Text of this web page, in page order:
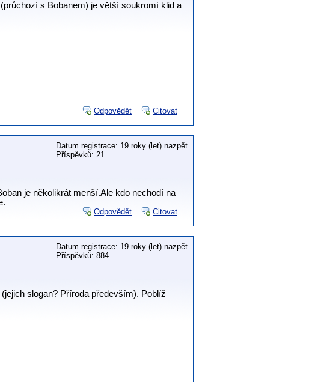
s Bobanem) je větší soukromí klid a
Odpovědět Citovat
Datum registrace: 19 roky (let) nazpět
Příspěvků: 21
je několikrát menší.Ale kdo nechodí na
Odpovědět Citovat
Datum registrace: 19 roky (let) nazpět
Příspěvků: 884
slogan? Příroda především). Poblíž